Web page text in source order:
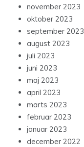
november 2023
oktober 2023
september 2023
august 2023
juli 2023
juni 2023
maj 2023
april 2023
marts 2023
februar 2023
januar 2023
december 2022